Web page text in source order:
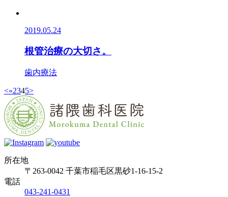
2019.05.24
根管治療の大切さ。
歯内療法
<«2345>
所在地
〒263-0042 千葉市稲毛区黒砂1-16-15-2
電話
043-241-0431